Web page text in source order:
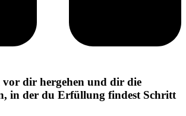
vor dir hergehen und dir die
in der du Erfüllung findest Schritt